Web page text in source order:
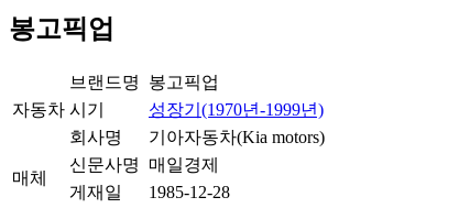
봉고픽업
자동차
브랜드명
봉고픽업
시기
성장기(1970년-1999년)
회사명
기아자동차(Kia motors)
매체
신문사명
매일경제
게재일
1985-12-28